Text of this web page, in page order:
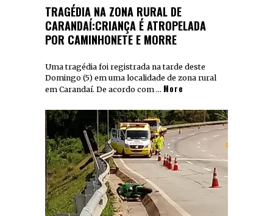
TRAGÉDIA NA ZONA RURAL DE
CARANDAÍ:CRIANÇA É ATROPELADA
POR CAMINHONETE E MORRE
Uma tragédia foi registrada na tarde deste
Domingo (5) em uma localidade de zona rural
em Carandaí. De acordo com … More